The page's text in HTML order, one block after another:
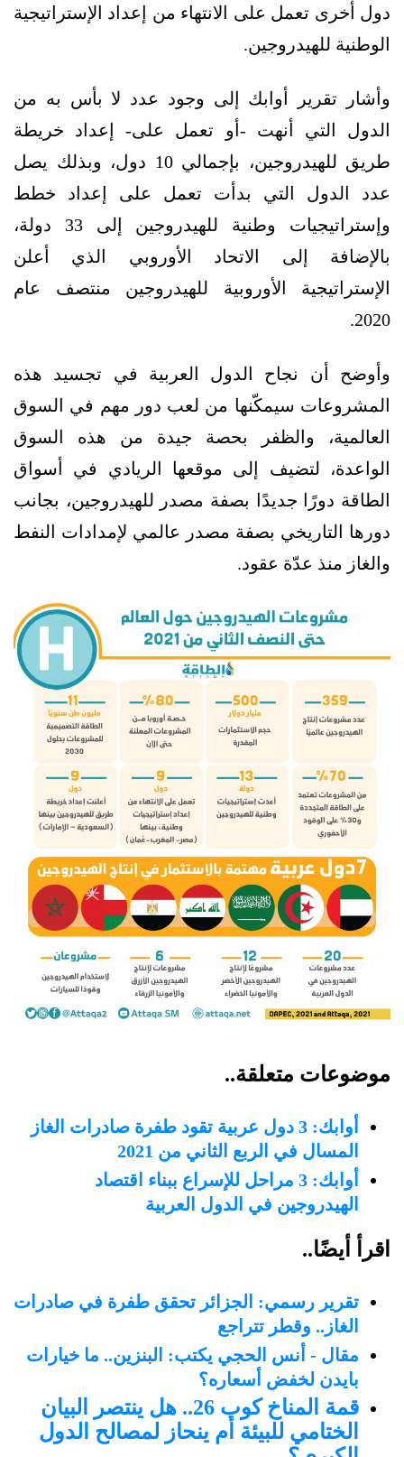
دول أخرى تعمل على الانتهاء من إعداد الإستراتيجية
الوطنية للهيدروجين.
وأشار تقرير أوابك إلى وجود عدد لا بأس به من
الدول التي أنهت -أو تعمل على- إعداد خريطة
طريق للهيدروجين، بإجمالي 10 دول، وبذلك يصل
عدد الدول التي بدأت تعمل على إعداد خطط
وإستراتيجيات وطنية للهيدروجين إلى 33 دولة،
بالإضافة إلى الاتحاد الأوروبي الذي أعلن
الإستراتيجية الأوروبية للهيدروجين منتصف عام
2020.
وأوضح أن نجاح الدول العربية في تجسيد هذه
المشروعات سيمكّنها من لعب دور مهم في السوق
العالمية، والظفر بحصة جيدة من هذه السوق
الواعدة، لتضيف إلى موقعها الريادي في أسواق
الطاقة دورًا جديدًا بصفة مصدر للهيدروجين، بجانب
دورها التاريخي بصفة مصدر عالمي لإمدادات النفط
والغاز منذ عدّة عقود.
موضوعات متعلقة..
أوابك: 3 دول عربية تقود طفرة صادرات الغاز
المسال في الربع الثاني من 2021
أوابك: 3 مراحل للإسراع ببناء اقتصاد
الهيدروجين في الدول العربية
اقرأ أيضًا..
تقرير رسمي: الجزائر تحقق طفرة في صادرات
الغاز.. وقطر تتراجع
مقال - أنس الحجي يكتب: البنزين.. ما خيارات
بايدن لخفض أسعاره؟
قمة المناخ كوب 26.. هل ينتصر البيان
الختامي للبيئة أم ينحاز لمصالح الدول